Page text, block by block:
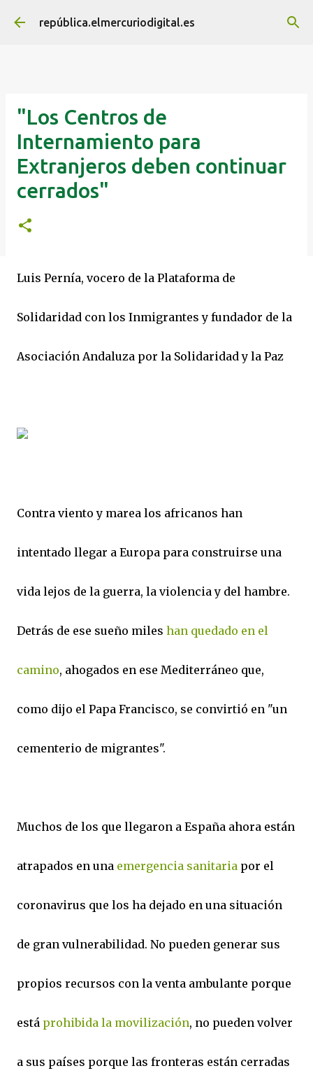
Ir al contenido principal
república.elmercuriodigital.es
"Los Centros de
Internamiento para
Extranjeros deben continuar
cerrados"
Luis Pernía, vocero de la Plataforma de
Solidaridad con los Inmigrantes y fundador de la
Asociación Andaluza por la Solidaridad y la Paz
Contra viento y marea los africanos han
intentado llegar a Europa para construirse una
vida lejos de la guerra, la violencia y del hambre.
Detrás de ese sueño miles han quedado en el
camino, ahogados en ese Mediterráneo que,
como dijo el Papa Francisco, se convirtió en "un
cementerio de migrantes".
Muchos de los que llegaron a España ahora están
atrapados en una emergencia sanitaria por el
coronavirus que los ha dejado en una situación
de gran vulnerabilidad. No pueden generar sus
propios recursos con la venta ambulante porque
está prohibida la movilización, no pueden volver
a sus países porque las fronteras están cerradas